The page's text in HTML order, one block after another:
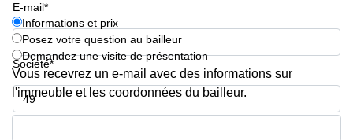
E-mail*
Société*
Numéro de téléphone*
Informations et prix
Posez votre question au bailleur
Demandez une visite de présentation
Vous recevrez un e-mail avec des informations sur
l'immeuble et les coordonnées du bailleur.